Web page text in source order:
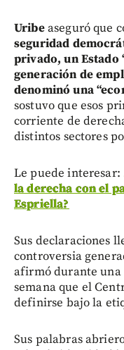
Uribeaseguró que
seguridad
privado, un Estado
generación de
denominó una
sostuvo que esos
corriente de
distintos sectores
Le puede interesar:
la derecha con el
Espriella?
Sus declaraciones
controversia
afirmó durante
semana que el
definirse bajo la
Sus palabras